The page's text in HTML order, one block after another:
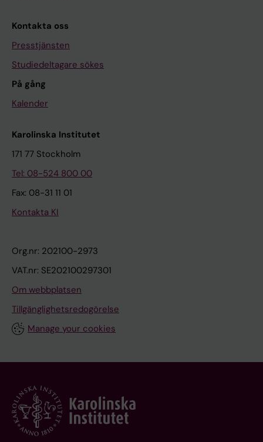
Kontakta oss
Presstjänsten
Studiedeltagare sökes
På gång
Kalender
Karolinska Institutet
171 77 Stockholm
Tel: 08-524 800 00
Fax: 08-31 11 01
Kontakta KI
Org.nr: 202100-2973
VAT.nr: SE202100297301
Om webbplatsen
Tillgänglighetsredogörelse
Manage your cookies